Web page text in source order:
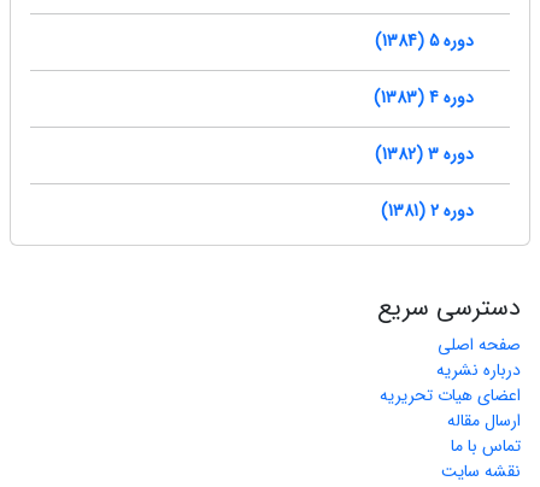
دوره 5 (1384)
دوره 4 (1383)
دوره 3 (1382)
دوره 2 (1381)
دسترسی سریع
صفحه اصلی
درباره نشریه
اعضای هیات تحریریه
ارسال مقاله
تماس با ما
نقشه سایت